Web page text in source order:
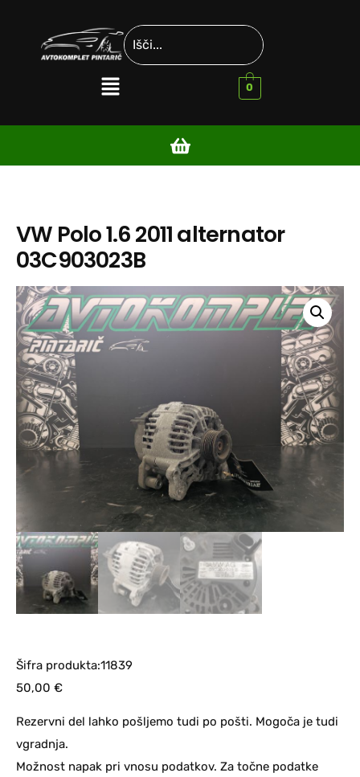
0
VW Polo 1.6 2011 alternator
03C903023B
Šifra produkta:11839
50,00 €
Rezervni del lahko pošljemo tudi po pošti. Mogoča je tudi
vgradnja.
Možnost napak pri vnosu podatkov. Za točne podatke